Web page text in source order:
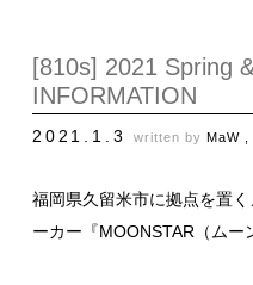
[810s] 2021 Spring
INFORMATION
2021.1.3written byMaW
福岡県久留米市に拠点を置
ーカー『MOONSTAR（ムー